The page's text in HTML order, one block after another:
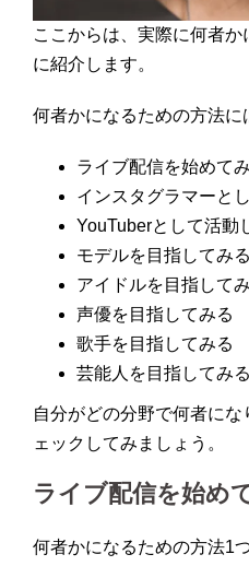
ここからは、実際に何者
に紹介します。
何者かになるための方法に
ライブ配信を始めて
インスタグラマーと
YouTuberとして活動
モデルを目指してみる
アイドルを目指して
声優を目指してみる
歌手を目指してみる
芸能人を目指してみる
自分がどの分野で何者に
ェックしてみましょう。
ライブ配信を始め
何者かになるための方法1つ